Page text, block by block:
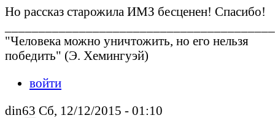
Но рассказ старожила ИМЗ бесценен! Спасибо!
"Человека можно уничтожить, но его нельзя
победить" (Э. Хемингуэй)
войти
din63 Сб, 12/12/2015 - 01:10